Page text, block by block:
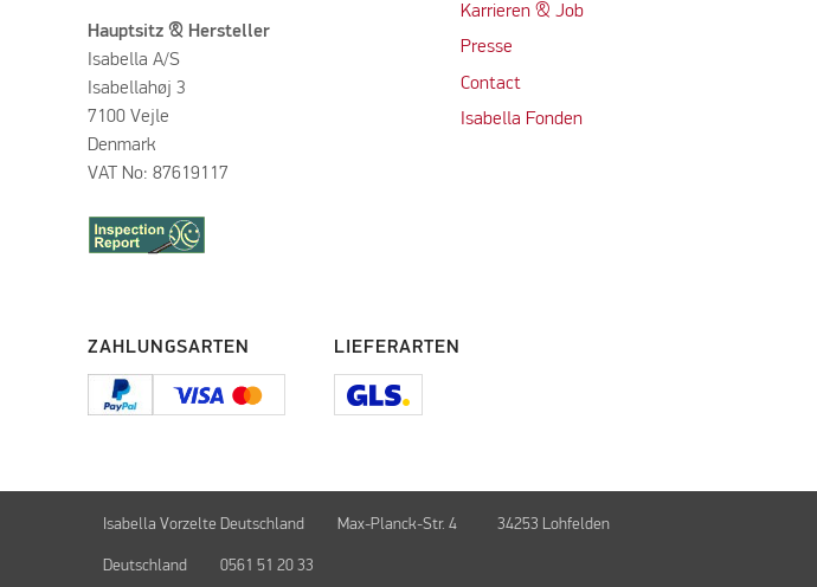
Hauptsitz & Hersteller
Isabella A/S
Isabellahøj 3
7100 Vejle
Denmark
VAT No: 87619117
Karrieren & Job
Presse
Contact
Isabella Fonden
ZAHLUNGSARTEN LIEFERARTEN
Isabella Vorzelte Deutschland Max-Planck-Str. 4 34253 Lohfelden
Deutschland 0561 51 20 33